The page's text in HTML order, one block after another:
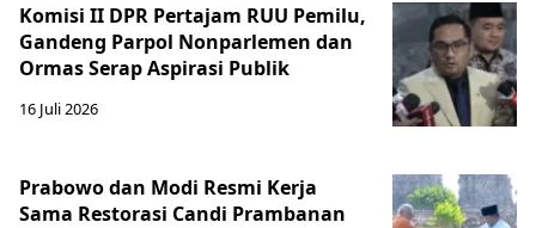
Komisi II DPR Pertajam RUU Pemilu,
Gandeng Parpol Nonparlemen dan
Ormas Serap Aspirasi Publik
16 Juli 2026
Prabowo dan Modi Resmi Kerja
Sama Restorasi Candi Prambanan